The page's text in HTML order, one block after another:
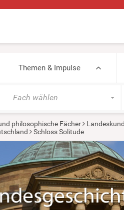
Themen & Impulse
Fach wählen
philosophische Fächer
Schloss Solitude